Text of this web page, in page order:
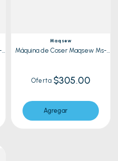
Maqsew
Máquina de Coser Maqsew Ms-
Oferta $305.00
Agregar